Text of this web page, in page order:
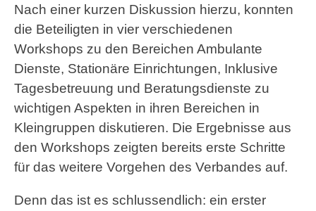
Nach einer kurzen Diskussion hierzu, konnten
die Beteiligten in vier verschiedenen
Workshops zu den Bereichen Ambulante
Dienste, Stationäre Einrichtungen, Inklusive
Tagesbetreuung und Beratungsdienste zu
wichtigen Aspekten in ihren Bereichen in
Kleingruppen diskutieren. Die Ergebnisse aus
den Workshops zeigten bereits erste Schritte
für das weitere Vorgehen des Verbandes auf.
Denn das ist es schlussendlich: ein erster